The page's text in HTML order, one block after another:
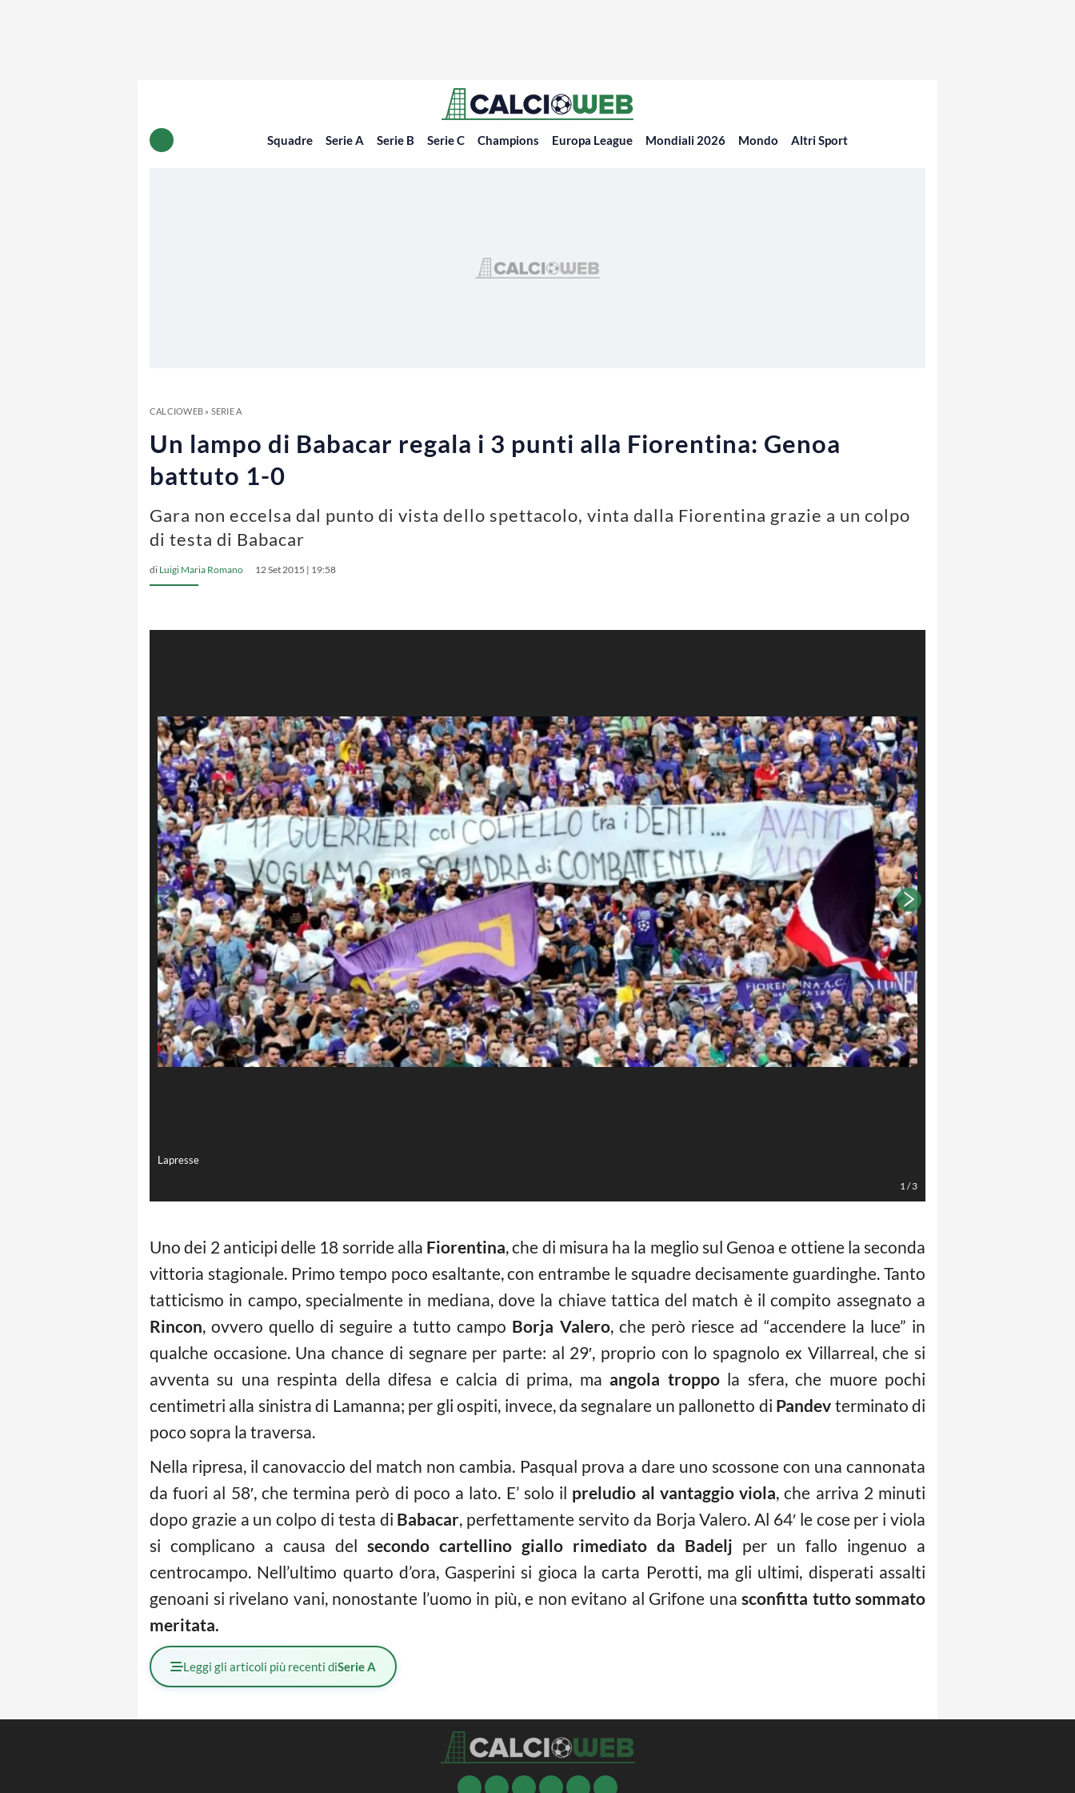
Squadre Serie A Serie B Serie C Champions Europa League Mondiali 2026 Mondo Altri Sport
CALCIOWEB» SERIE A
Un lampo di Babacar regala i 3 punti alla Fiorentina: Genoa
battuto 1-0
Gara non eccelsa dal punto di vista dello spettacolo, vinta dalla Fiorentina grazie a un colpo
di testa di Babacar
di Luigi Maria Romano 12 Set 2015 | 19:58
Lapresse
1/3
Uno dei 2 anticipi delle 18 sorride alla Fiorentina, che di misura ha la meglio sul Genoa e ottiene la seconda
vittoria stagionale. Primo tempo poco esaltante, con entrambe le squadre decisamente guardinghe. Tanto
tatticismo in campo, specialmente in mediana, dove la chiave tattica del match è il compito assegnato a
Rincon, ovvero quello di seguire a tutto campo Borja Valero, che però riesce ad “accendere la luce” in
qualche occasione. Una chance di segnare per parte: al 29′, proprio con lo spagnolo ex Villarreal, che si
avventa su una respinta della difesa e calcia di prima, ma angola troppola sfera, che muore pochi
centimetri alla sinistra di Lamanna; per gli ospiti, invece, da segnalare un pallonetto di Pandev terminato di
poco sopra la traversa.
Nella ripresa, il canovaccio del match non cambia. Pasqual prova a dare uno scossone con una cannonata
da fuori al 58′, che termina però di poco a lato. E’ solo il preludio al vantaggio viola, che arriva 2 minuti
dopo grazie a un colpo di testa di Babacar, perfettamente servito da Borja Valero. Al 64′ le cose per i viola
si complicano a causa del secondo cartellino giallo rimediato da Badelj per un fallo ingenuo a
centrocampo. Nell’ultimo quarto d’ora, Gasperini si gioca la carta Perotti, ma gli ultimi, disperati assalti
genoani si rivelano vani, nonostante l’uomo in più, e non evitano al Grifone una sconfitta tutto sommato
meritata.
Leggi gli articoli più recenti diSerie A